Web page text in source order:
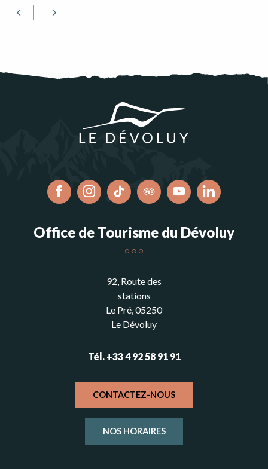
Office de Tourisme du Dévoluy
92, Route des
stations
Le Pré, 05250
Le Dévoluy
Tél. +33 4 92 58 91 91
CONTACTEZ-NOUS
NOS HORAIRES